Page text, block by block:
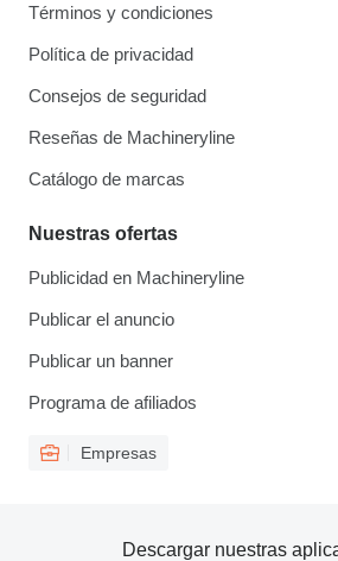
Términos y condiciones
Política de privacidad
Consejos de seguridad
Reseñas de Machineryline
Catálogo de marcas
Nuestras ofertas
Publicidad en Machineryline
Publicar el anuncio
Publicar un banner
Programa de afiliados
Empresas
Descargar nuestras